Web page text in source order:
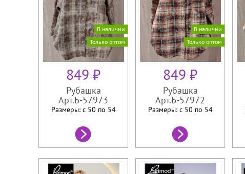
В наличии
Только оптом
849 ₽
Рубашка
Арт.Б-57973
Размеры: с 50 по 54
В наличии
Только оптом
849 ₽
Рубашка
Арт.Б-57972
Размеры: с 50 по 54